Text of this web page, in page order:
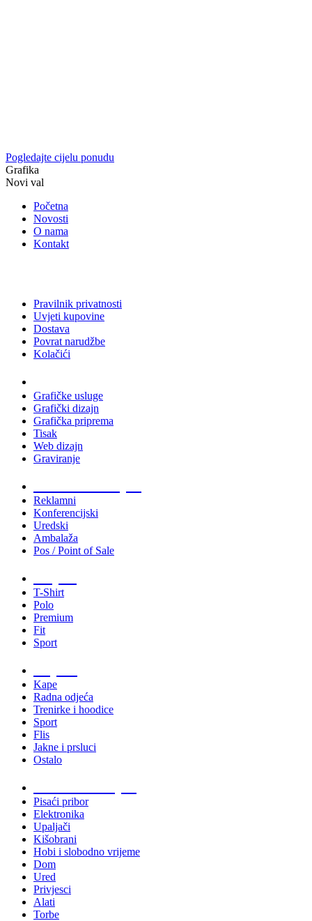
Pogledajte cijelu ponudu
Grafika
Novi val
Početna
Novosti
O nama
Kontakt
Pravilnik privatnosti
Uvjeti kupovine
Dostava
Povrat narudžbe
Kolačići
Grafičke usluge
Grafički dizajn
Grafička priprema
Tisak
Web dizajn
Graviranje
Reklamni
Konferencijski
Uredski
Ambalaža
Pos / Point of Sale
T-Shirt
Polo
Premium
Fit
Sport
Kape
Radna odjeća
Trenirke i hoodice
Sport
Flis
Jakne i prsluci
Ostalo
Pisaći pribor
Elektronika
Upaljači
Kišobrani
Hobi i slobodno vrijeme
Dom
Ured
Privjesci
Alati
Torbe